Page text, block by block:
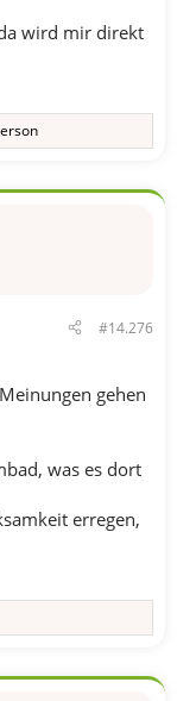
wird mir direkt
#14.276
gehen
was es dort
erregen,